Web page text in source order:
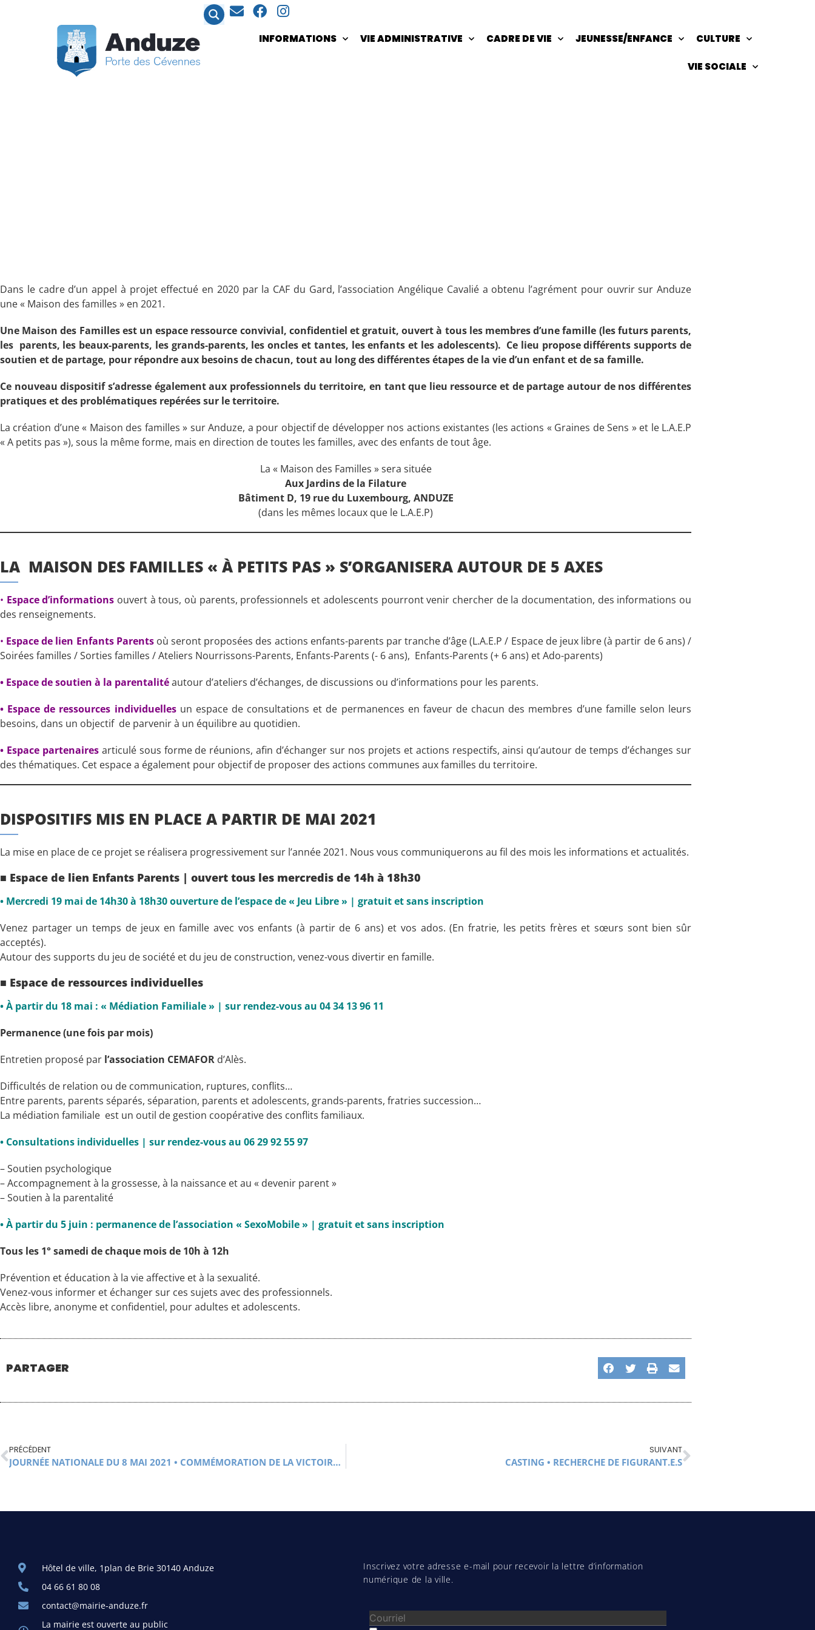
INFORMATIONS VIE ADMINISTRATIVE CADRE DE VIE JEUNESSE/ENFANCE CULTURE
VIE SOCIALE
Dans le cadre d’un appel à projet effectué en 2020 par la CAF du Gard, l’association Angélique Cavalié a obtenu l’agrément pour ouvrir sur Anduze
une « Maison des familles » en 2021.
Une Maison des Familles est un espace ressource convivial, confidentiel et gratuit, ouvert à tous les membres d’une famille (les futurs parents,
les parents, les beaux-parents, les grands-parents, les oncles et tantes, les enfants et les adolescents). Ce lieu propose différents supports de
soutien et de partage, pour répondre aux besoins de chacun, tout au long des différentes étapes de la vie d’un enfant et de sa famille.
Ce nouveau dispositif s’adresse également aux professionnels du territoire, en tant que lieu ressource et de partage autour de nos différentes
pratiques et des problématiques repérées sur le territoire.
La création d’une « Maison des familles » sur Anduze, a pour objectif de développer nos actions existantes (les actions « Graines de Sens » et le L.A.E.P
« A petits pas »), sous la même forme, mais en direction de toutes les familles, avec des enfants de tout âge.
La « Maison des Familles » sera située
Aux Jardins de la Filature
Bâtiment D, 19 rue du Luxembourg, ANDUZE
(dans les mêmes locaux que le L.A.E.P)
LA MAISON DES FAMILLES « À PETITS PAS » S’ORGANISERA AUTOUR DE 5 AXES
• Espace d’informations ouvert à tous, où parents, professionnels et adolescents pourront venir chercher de la documentation, des informations ou
des renseignements.
• Espace de lien Enfants Parentsoù seront proposées des actions enfants-parents par tranche d’âge (L.A.E.P / Espace de jeux libre (à partir de 6 ans) /
Soirées familles / Sorties familles / Ateliers Nourrissons-Parents, Enfants-Parents (- 6 ans), Enfants-Parents (+ 6 ans) et Ado-parents)
• Espace de soutien à la parentalitéautour d’ateliers d’échanges, de discussions ou d’informations pour les parents.
• Espace de ressources individuellesun espace de consultations et de permanences en faveur de chacun des membres d’une famille selon leurs
besoins, dans un objectif de parvenir à un équilibre au quotidien.
• Espace partenairesarticulé sous forme de réunions, afin d’échanger sur nos projets et actions respectifs, ainsi qu’autour de temps d’échanges sur
des thématiques. Cet espace a également pour objectif de proposer des actions communes aux familles du territoire.
DISPOSITIFS MIS EN PLACE A PARTIR DE MAI 2021
La mise en place de ce projet se réalisera progressivement sur l’année 2021. Nous vous communiquerons au fil des mois les informations et actualités.
■ Espace de lien Enfants Parents | ouvert tous les mercredis de 14h à 18h30
• Mercredi 19 mai de 14h30 à 18h30 ouverture de l’espace de « Jeu Libre » | gratuit et sans inscription
Venez partager un temps de jeux en famille avec vos enfants (à partir de 6 ans) et vos ados. (En fratrie, les petits frères et sœurs sont bien sûr
acceptés).
Autour des supports du jeu de société et du jeu de construction, venez-vous divertir en famille.
■ Espace de ressources individuelles
• À partir du 18 mai : « Médiation Familiale » | sur rendez-vous au 04 34 13 96 11
Permanence (une fois par mois)
Entretien proposé par l’association CEMAFOR d’Alès.
Difficultés de relation ou de communication, ruptures, conflits…
Entre parents, parents séparés, séparation, parents et adolescents, grands-parents, fratries succession…
La médiation familiale est un outil de gestion coopérative des conflits familiaux.
• Consultations individuelles | sur rendez-vous au 06 29 92 55 97
– Soutien psychologique
– Accompagnement à la grossesse, à la naissance et au « devenir parent »
– Soutien à la parentalité
• À partir du 5 juin : permanence de l’association « SexoMobile » | gratuit et sans inscription
Tous les 1° samedi de chaque mois de 10h à 12h
Prévention et éducation à la vie affective et à la sexualité.
Venez-vous informer et échanger sur ces sujets avec des professionnels.
Accès libre, anonyme et confidentiel, pour adultes et adolescents.
PARTAGER
PRÉCÉDENT
JOURNÉE NATIONALE DU 8 MAI 2021 • COMMÉMORATION DE LA VICTOIRE DU 8 MAI 1945
SUIVANT
CASTING • RECHERCHE DE FIGURANT.E.S
Hôtel de ville, 1plan de Brie 30140 Anduze
04 66 61 80 08
contact@mairie-anduze.fr
La mairie est ouverte au public
Inscrivez votre adresse e-mail pour recevoir la lettre d’information
numérique de la ville.